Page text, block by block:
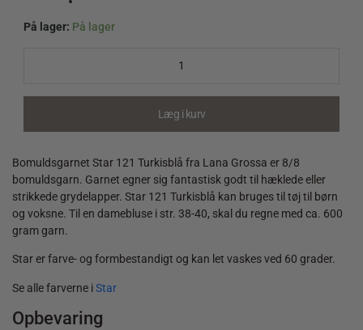
På lager: På lager
Læg i kurv
Bomuldsgarnet Star 121 Turkisblå fra Lana Grossa er 8/8
bomuldsgarn. Garnet egner sig fantastisk godt til hæklede eller
strikkede grydelapper. Star 121 Turkisblå kan bruges til tøj til børn
og voksne. Til en damebluse i str. 38-40, skal du regne med ca. 600
gram garn.
Star er farve- og formbestandigt og kan let vaskes ved 60 grader.
Se alle farverne iStar
Opbevaring